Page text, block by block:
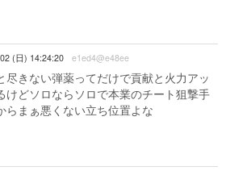
(日) 14:24:20 e1ed4@e48ee
尽きない弾薬ってだけで貢献と火力アッ
けどソロならソロで本業のチート狙撃手
らまぁ悪くない立ち位置よな